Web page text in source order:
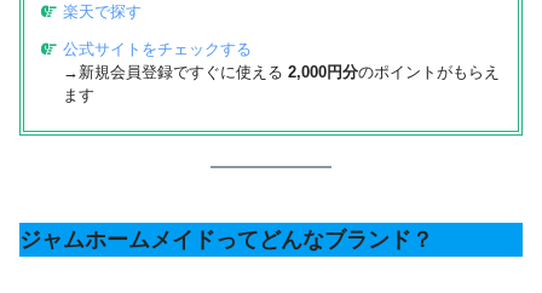
楽天で探す
公式サイトをチェックする
→新規会員登録ですぐに使える 2,000円分のポイントがもらえ
ます
ジャムホームメイドってどんなブランド？